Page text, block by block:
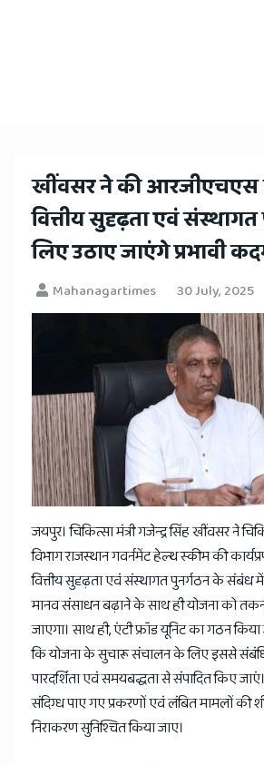
खींवसर ने की आरजीएचएस
वित्तीय सुदृढ़ता एवं
लिए उठाए जाएंगे प्रभावी
Mahanagartimes 30 July, 2025
जयपुर। चिकित्सा मंत्री गजेन्द्र सिंह खींवसर ने
विभाग राजस्थान गवर्नमेंट हेल्थ स्कीम की
वित्तीय सुदृढ़ता एवं संस्थागत पुनर्गठन के संबंध
मानव संसाधन बढ़ाने के साथ ही योजना को
जाएगा। साथ ही, एंटी फ्रॉड यूनिट का गठन
कि योजना के सुचारू संचालन के लिए इससे
पारदर्शिता एवं समयबद्धता से संपादित किए
संदिग्ध पाए गए प्रकरणों एवं लंबित मामलों की
निराकरण सुनिश्चित किया जाए।